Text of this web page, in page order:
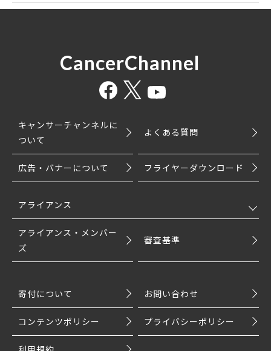
CancerChannel
キャンサーチャンネルに
ついて
よくある質問
広告・バナーについて フライヤーダウンロード
アライアンス
アライアンス・メンバー
ズ
審査基準
寄付について お問い合わせ
コンテンツポリシー プライバシーポリシー